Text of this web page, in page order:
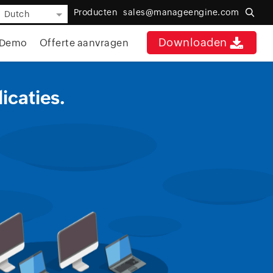
Dutch Producten sales@manageengine.com
Downloaden
Offerte aanvragen